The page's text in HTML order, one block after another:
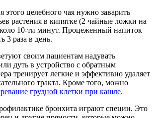
этого целебного чая нужно заварить
растения в кипятке (2 чайные ложки на
10-ти минут. Процеженный напиток
3 раза в день.
своим пациентам надувать
дуть в устройство с обратным
тренирует легкие и эффективно удаляет
тракта. Кроме того, можно
грудной клетки при кашле.
бронхита играют специи. Это